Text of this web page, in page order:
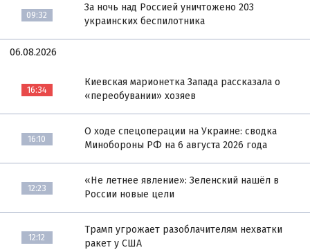
09:32
За ночь над Россией уничтожено 203
украинских беспилотника
06.08.2026
16:34
Киевская марионетка Запада рассказала о
«переобувании» хозяев
16:10
О ходе спецоперации на Украине: сводка
Минобороны РФ на 6 августа 2026 года
12:23
«Не летнее явление»: Зеленский нашёл в
России новые цели
12:12
Трамп угрожает разоблачителям нехватки
ракет у США